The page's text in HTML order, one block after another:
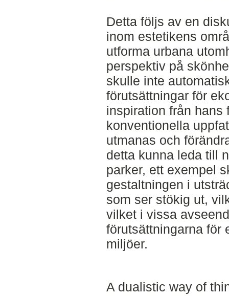
Detta följs av en
inom estetikens
utforma urbana
perspektiv på
skulle inte
förutsättningar för
inspiration från
konventionella
utmanas och
detta kunna leda till
parker, ett exempel
gestaltningen i
som ser stökig ut,
vilket i vissa
förutsättningarna för
miljöer.
A dualistic way of